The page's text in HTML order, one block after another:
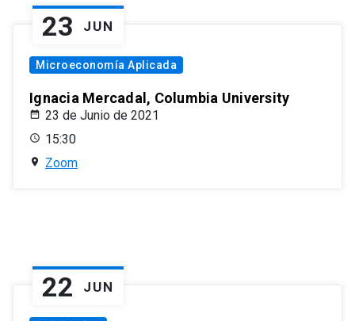
23 JUN
Microeconomía Aplicada
Ignacia Mercadal, Columbia University
23 de Junio de 2021
15:30
Zoom
22 JUN